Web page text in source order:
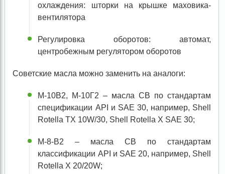
охлаждения: шторки на крышке маховика-
вентилятора
Регулировка оборотов: автомат,
центробежным регулятором оборотов
Советские масла можно заменить на аналоги:
М-10В2, М-10Г2 – масла CB по стандартам
спецификации API и SAE 30, например, Shell
Rotella TX 10W/30, Shell Rotella X SAE 30;
М-8-В2 – масла CB по стандартам
классификации API и SAE 20, например, Shell
Rotella X 20/20W;